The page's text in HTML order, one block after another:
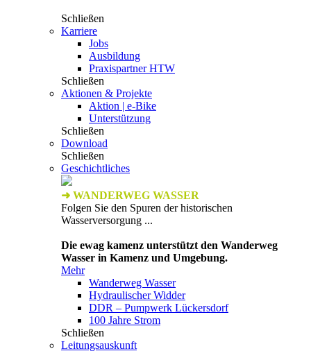
Schließen
Karriere
Jobs
Ausbildung
Praxispartner HTW
Schließen
Aktionen & Projekte
Aktion | e-Bike
Unterstützung
Schließen
Download
Schließen
Geschichtliches
➜ WANDERWEG WASSER
Folgen Sie den Spuren der historischen
Wasserversorgung ...
Die ewag kamenz unterstützt den Wanderweg
Wasser in Kamenz und Umgebung.
Mehr
Wanderweg Wasser
Hydraulischer Widder
DDR – Pumpwerk Lückersdorf
100 Jahre Strom
Schließen
Leitungsauskunft